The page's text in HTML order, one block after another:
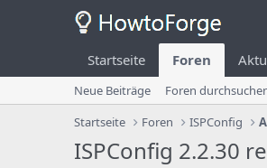
Startseite Foren
Neue Beiträge
Foren
Startseite
Foren ISPConfig
ISPConfig 2.2.30